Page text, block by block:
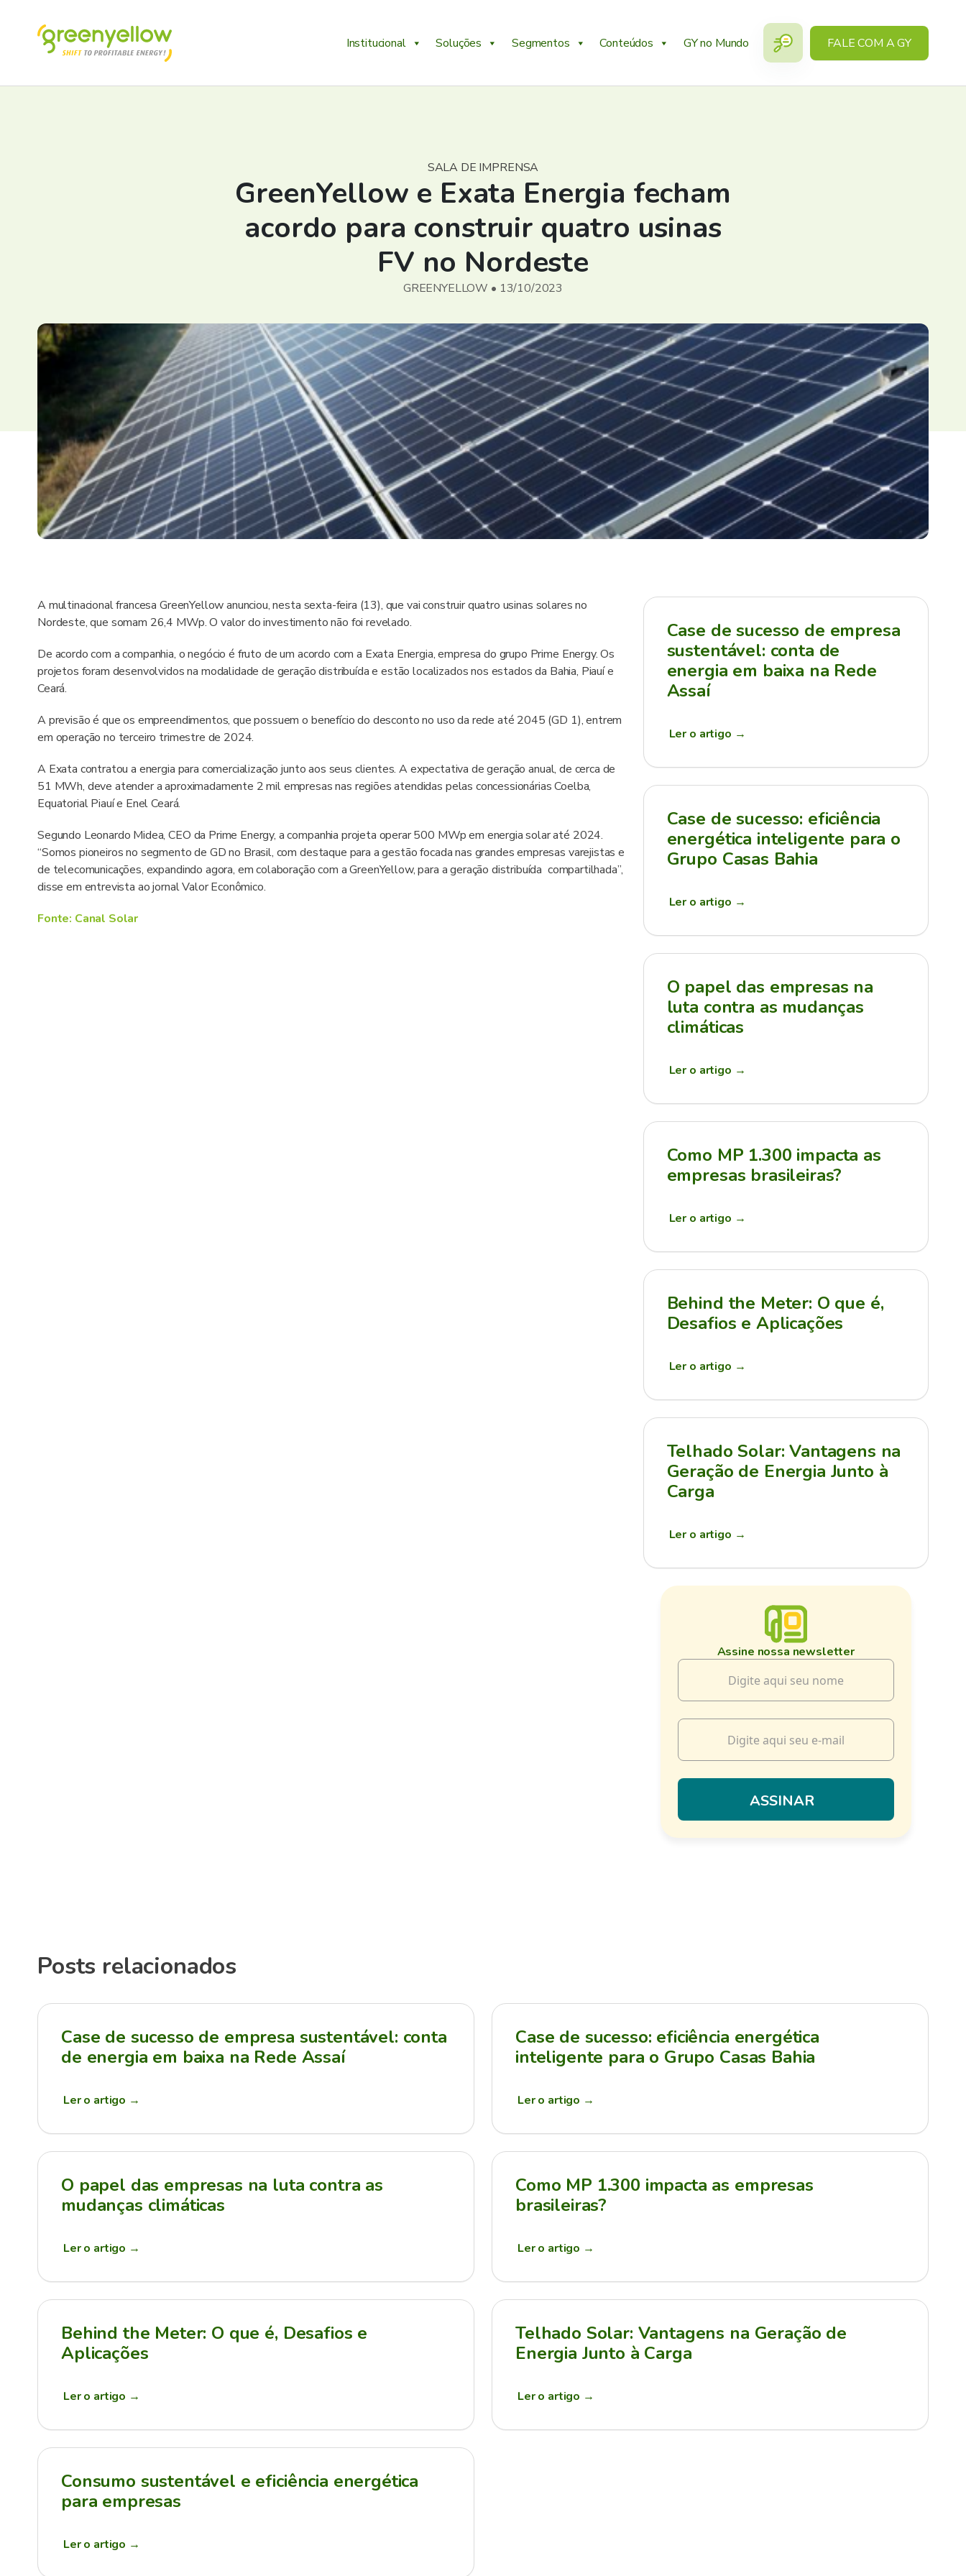
Institucional Soluções Segmentos Conteúdos GY no Mundo FALE COM A GY
SALA DE IMPRENSA
GreenYellow e Exata Energia fecham
acordo para construir quatro usinas
FV no Nordeste
GREENYELLOW • 13/10/2023
A multinacional francesa GreenYellow anunciou, nesta sexta-feira (13), que vai construir quatro usinas solares no
Nordeste, que somam 26,4 MWp. O valor do investimento não foi revelado.
De acordo com a companhia, o negócio é fruto de um acordo com a Exata Energia, empresa do grupo Prime Energy. Os
projetos foram desenvolvidos na modalidade de geração distribuída e estão localizados nos estados da Bahia, Piauí e
Ceará.
A previsão é que os empreendimentos, que possuem o benefício do desconto no uso da rede até 2045 (GD 1), entrem
em operação no terceiro trimestre de 2024.
A Exata contratou a energia para comercialização junto aos seus clientes. A expectativa de geração anual, de cerca de
51 MWh, deve atender a aproximadamente 2 mil empresas nas regiões atendidas pelas concessionárias Coelba,
Equatorial Piauí e Enel Ceará.
Segundo Leonardo Midea, CEO da Prime Energy, a companhia projeta operar 500 MWp em energia solar até 2024.
“Somos pioneiros no segmento de GD no Brasil, com destaque para a gestão focada nas grandes empresas varejistas e
de telecomunicações, expandindo agora, em colaboração com a GreenYellow, para a geração distribuída compartilhada”,
disse em entrevista ao jornal Valor Econômico.
Fonte: Canal Solar
Case de sucesso de empresa
sustentável: conta de
energia em baixa na Rede
Assaí
Ler o artigo →
Case de sucesso: eficiência
energética inteligente para o
Grupo Casas Bahia
Ler o artigo →
O papel das empresas na
luta contra as mudanças
climáticas
Ler o artigo →
Como MP 1.300 impacta as
empresas brasileiras?
Ler o artigo →
Behind the Meter: O que é,
Desafios e Aplicações
Ler o artigo →
Telhado Solar: Vantagens na
Geração de Energia Junto à
Carga
Ler o artigo →
Assine nossa newsletter
Posts relacionados
Case de sucesso de empresa sustentável: conta
de energia em baixa na Rede Assaí
Ler o artigo →
Case de sucesso: eficiência energética
inteligente para o Grupo Casas Bahia
Ler o artigo →
O papel das empresas na luta contra as
mudanças climáticas
Ler o artigo →
Como MP 1.300 impacta as empresas
brasileiras?
Ler o artigo →
Behind the Meter: O que é, Desafios e
Aplicações
Ler o artigo →
Telhado Solar: Vantagens na Geração de
Energia Junto à Carga
Ler o artigo →
Consumo sustentável e eficiência energética
para empresas
Ler o artigo →